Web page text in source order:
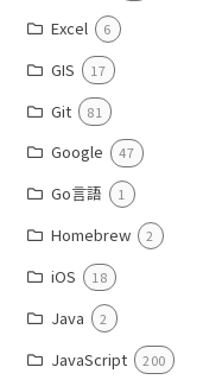
Excel 6
GIS 17
Git 81
Google 47
Go言語 1
Homebrew 2
iOS 18
Java 2
JavaScript 200